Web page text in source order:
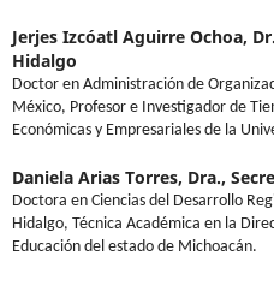
Jerjes Izcóatl Aguirre Ochoa,
Hidalgo
Doctor en Administración de
México, Profesor e Investigador de
Económicas y Empresariales de la
Daniela Arias Torres, Dra.,
Doctora en Ciencias del Desarrollo
Hidalgo, Técnica Académica en la
Educación del estado de Michoacán.